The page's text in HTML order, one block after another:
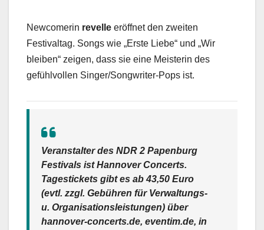
Newcomerin revelle eröffnet den zweiten
Festivaltag. Songs wie „Erste Liebe“ und „Wir
bleiben“ zeigen, dass sie eine Meisterin des
gefühlvollen Singer/Songwriter-Pops ist.
Veranstalter des NDR 2 Papenburg
Festivals ist Hannover Concerts.
Tagestickets gibt es ab 43,50 Euro
(evtl. zzgl. Gebühren für Verwaltungs-
u. Organisationsleistungen) über
hannover-concerts.de, eventim.de, in